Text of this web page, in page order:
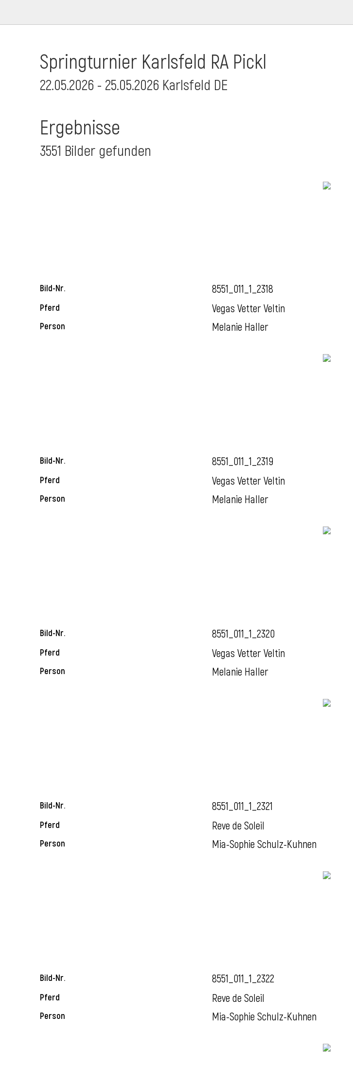
Springturnier Karlsfeld RA Pickl
22.05.2026 - 25.05.2026 Karlsfeld DE
Ergebnisse
3551 Bilder gefunden
Bild-Nr. 8551_011_1_2318
Pferd Vegas Vetter Veltin
Person Melanie Haller
Bild-Nr. 8551_011_1_2319
Pferd Vegas Vetter Veltin
Person Melanie Haller
Bild-Nr. 8551_011_1_2320
Pferd Vegas Vetter Veltin
Person Melanie Haller
Bild-Nr. 8551_011_1_2321
Pferd Reve de Soleil
Person Mia-Sophie Schulz-Kuhnen
Bild-Nr. 8551_011_1_2322
Pferd Reve de Soleil
Person Mia-Sophie Schulz-Kuhnen